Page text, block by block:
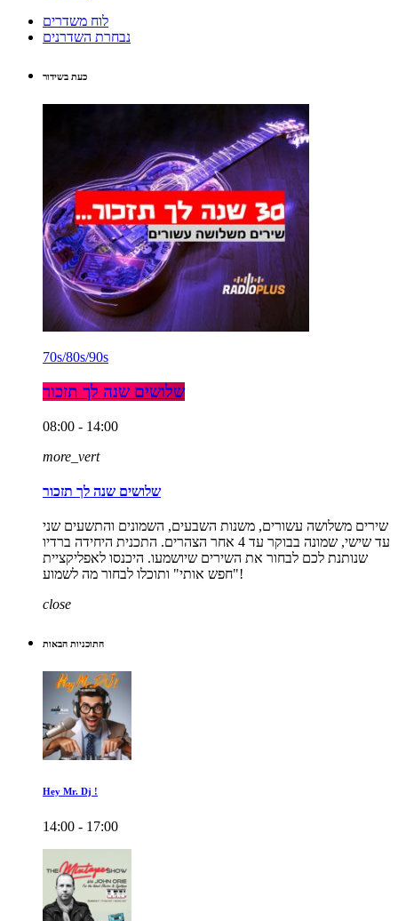
לוח משדרים
נבחרת השדרנים
כעת בשידור
70s/80s/90s
שלושים שנה לך תזכור
08:00 - 14:00
more_vert
שלושים שנה לך תזכור
שירים משלושה עשורים, משנות השבעים, השמונים והתשעים שני
עד שישי, שמונה בבוקר עד 4 אחר הצהרים. התכנית היחידה ברדיו
שנותנת לכם לבחור את השירים שיושמעו. היכנסו לאפליקציית
"חפש אותי" ותוכלו לבחור מה לשמוע!
close
התוכניות הבאות
Hey Mr. Dj !
14:00 - 17:00